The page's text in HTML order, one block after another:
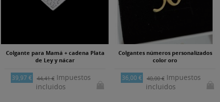
Colgante para Mamá + cadena Plata
de Ley y nácar
39,97 € 44,41 €Impuestos
incluidos
Colgantes números personalizados
color oro
36,00 € 40,00 €Impuestos
incluidos